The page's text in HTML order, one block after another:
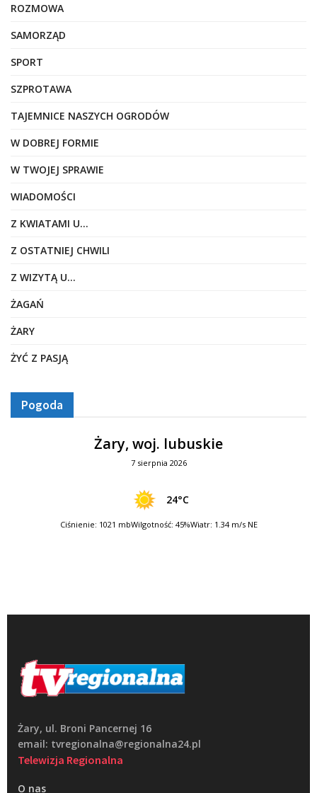
ROZMOWA
SAMORZĄD
SPORT
SZPROTAWA
TAJEMNICE NASZYCH OGRODÓW
W DOBREJ FORMIE
W TWOJEJ SPRAWIE
WIADOMOŚCI
Z KWIATAMI U…
Z OSTATNIEJ CHWILI
Z WIZYTĄ U…
ŻAGAŃ
ŻARY
ŻYĆ Z PASJĄ
Pogoda
Żary, woj. lubuskie
7 sierpnia 2026
24°C
Ciśnienie: 1021 mbWilgotność: 45%Wiatr: 1.34 m/s NE
Żary, ul. Broni Pancernej 16
email: tvregionalna@regionalna24.pl
Telewizja Regionalna
O nas